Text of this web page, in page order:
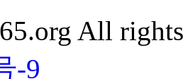
All
-9